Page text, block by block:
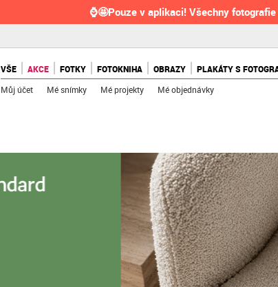
⌚🤩Pouze v aplikaci! Všechny
VŠE AKCE FOTKY FOTOKNIHA OBRAZY PLAKÁTY S
Můj účet Mé snímky Mé projekty Mé objednávky